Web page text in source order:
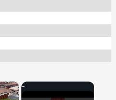
×